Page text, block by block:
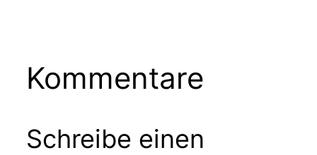
Kommentare
Schreibe einen